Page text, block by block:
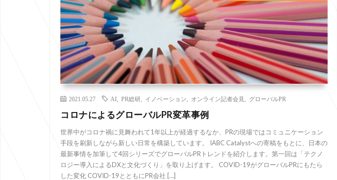
2021.05.27 AI PR総研 イノベーション オンライン記者会見 グローバルPR
コロナによるグローバルPR変革事例
世界中がコロナ禍に見舞われて1年以上が経過するなか、PRの現場ではコミュニケーション
手段を刷新しながら新しい日常を構築しています。 IABC Catalystへの寄稿をもとに、日本の
最新事情を加筆して4回シリーズでグローバルPRトレンドを紹介します。第一回は「テクノ
ロジー導入によるDXと文化づくり」を取り上げます。 COVID-19がグローバルPRにもたら
した変化 COVID-19とともにPR会社 […]